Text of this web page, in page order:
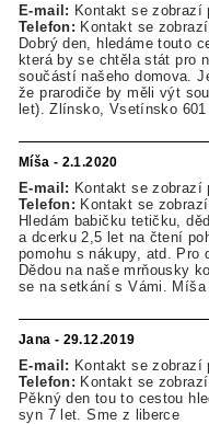
E-mail: Kontakt se zobrazí
Telefon: Kontakt se
Dobrý den, hledáme touto
která by se chtěla stát pro
součástí našeho domova.
že prarodiče by měli výt
let). Zlínsko, Vsetínsko 601
Míša - 2.1.2020
E-mail: Kontakt se zobrazí
Telefon: Kontakt se
Hledám babičku tetičku,
a dcerku 2,5 let na čtení
pomohu s nákupy, atd.
Dědou na naše mrňousky
se na setkání s Vámi. Míša
Jana - 29.12.2019
E-mail: Kontakt se zobrazí
Telefon: Kontakt se
Pěkný den tou to cestou
syn 7 let. Sme z liberce